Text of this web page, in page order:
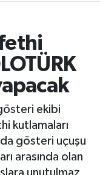
ekibi
kutlamaları
gösteri uçuşu
arasında olan